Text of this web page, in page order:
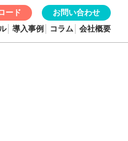
導入事例 コラム 会社概要
ード お問い合わせ